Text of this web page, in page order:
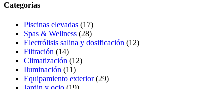
Categorias
Piscinas elevadas (17)
Spas & Wellness (28)
Electrólisis salina y dosificación (12)
Filtración (14)
Climatización (12)
Iluminación (11)
Equipamiento exterior (29)
Jardin y ocio (19)